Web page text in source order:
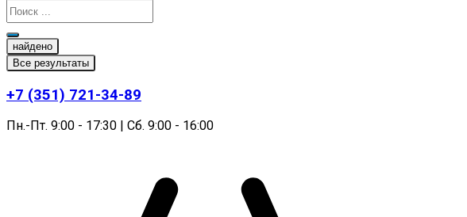
найдено
Все результаты
+7 (351) 721-34-89
Пн.-Пт. 9:00 - 17:30 | Сб. 9:00 - 16:00